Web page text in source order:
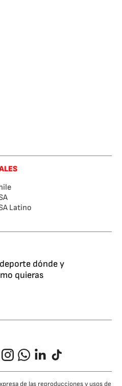
Latino
dónde y
quieras
InstagramWhatsappLinkedIn
TikTok
de las reproducciones y usos de